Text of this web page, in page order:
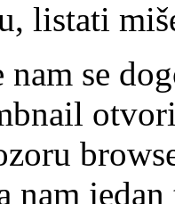
listati
se
nam